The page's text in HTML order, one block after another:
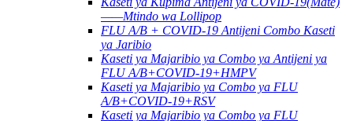
——Mtindo wa Lollipop
FLU A/B + COVID-19 Antijeni Combo Kaseti
ya Jaribio
Kaseti ya Majaribio ya Combo ya Antijeni ya
FLU A/B+COVID-19+HMPV
Kaseti ya Majaribio ya Combo ya FLU
A/B+COVID-19+RSV
Kaseti ya Majaribio ya Combo ya FLU